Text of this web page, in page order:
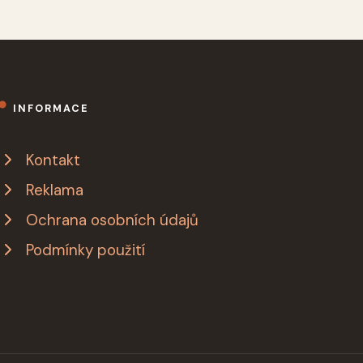
INFORMACE
Kontakt
Reklama
Ochrana osobních údajů
Podmínky použití